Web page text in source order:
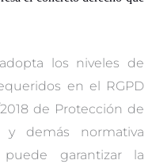
los niveles de
en el RGPD
de Protección de
y demás normativa
garantizar la